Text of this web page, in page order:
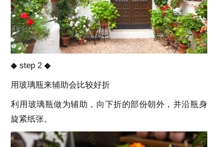
◆ step 2 ◆
用玻璃瓶来辅助会比较好折
利用玻璃瓶做为辅助，向下折的部份朝外，并沿瓶身
旋紧纸张。